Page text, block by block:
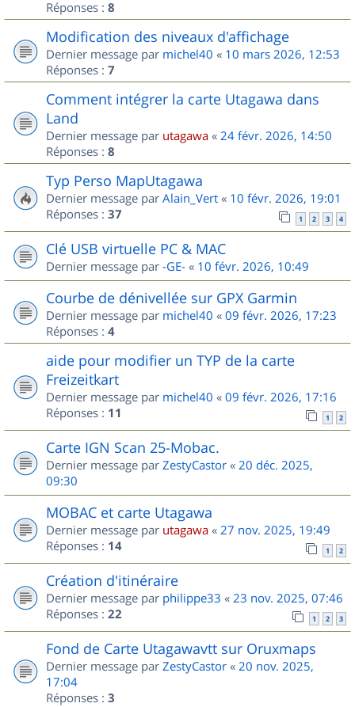
Réponses : 8
Modification des niveaux d'affichage
Dernier message par michel40 « 10 mars 2026, 12:53
Réponses : 7
Comment intégrer la carte Utagawa dans
Land
Dernier message par utagawa « 24 févr. 2026, 14:50
Réponses : 8
Typ Perso MapUtagawa
Dernier message par Alain_Vert « 10 févr. 2026, 19:01
Réponses : 37 1 2 3 4
Clé USB virtuelle PC & MAC
Dernier message par -GE- « 10 févr. 2026, 10:49
Courbe de dénivellée sur GPX Garmin
Dernier message par michel40 « 09 févr. 2026, 17:23
Réponses : 4
aide pour modifier un TYP de la carte
Freizeitkart
Dernier message par michel40 « 09 févr. 2026, 17:16
Réponses : 11 1 2
Carte IGN Scan 25-Mobac.
Dernier message par ZestyCastor « 20 déc. 2025,
09:30
MOBAC et carte Utagawa
Dernier message par utagawa « 27 nov. 2025, 19:49
Réponses : 14 1 2
Création d'itinéraire
Dernier message par philippe33 « 23 nov. 2025, 07:46
Réponses : 22 1 2 3
Fond de Carte Utagawavtt sur Oruxmaps
Dernier message par ZestyCastor « 20 nov. 2025,
17:04
Réponses : 3